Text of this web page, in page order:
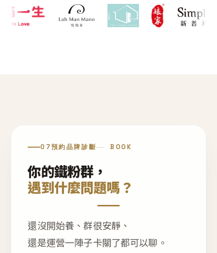
07預約品牌診斷 BOOK
你的鐵粉群，
遇到什麼問題嗎？
還沒開始養、群很安靜、
還是運營一陣子卡關了都可以聊。